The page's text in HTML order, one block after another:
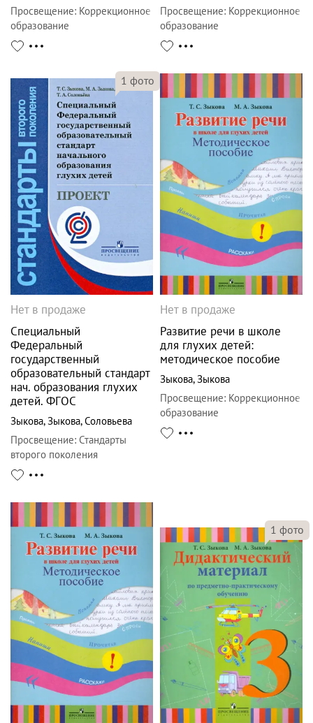
Просвещение: Коррекционное
образование
Просвещение: Коррекционное
образование
1 фото
Нет в продаже
Специальный
Федеральный
государственный
образовательный стандарт
нач. образования глухих
детей. ФГОС
Зыкова,Зыкова,Соловьева
Просвещение: Стандарты
второго поколения
Нет в продаже
Развитие речи в школе
для глухих детей:
методическое пособие
Зыкова,Зыкова
Просвещение: Коррекционное
образование
1 фото